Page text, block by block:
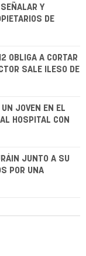
Y
DE
OBLIGA A CORTAR
SALE ILESO DE
JOVEN EN EL
HOSPITAL CON
JUNTO A SU
POR UNA